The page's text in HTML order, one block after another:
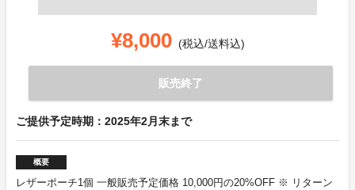
¥8,000 (税込/送料込)
販売終了
ご提供予定時期：2025年2月末まで
概要
レザーポーチ1個 一般販売予定価格 10,000円の20%OFF ※ リターン